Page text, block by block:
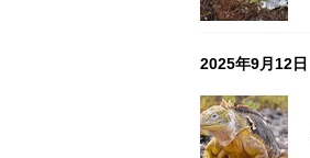
2025年9月12日